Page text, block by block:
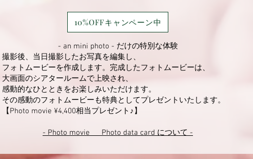
10%OFFキャンペーン中
- an mini photo - だけの特別な体験
撮影後、当日撮影したお写真を編集し、
フォトムービーを作成します。完成したフォトムービーは、
大画面のシアタールームで上映され、
感動的なひとときをお楽しみいただけます。
その感動のフォトムービーも特典としてプレゼントいたします。
【Photo movie ¥4,400相当プレゼント♪】
​- Photo movie Photo data card について -